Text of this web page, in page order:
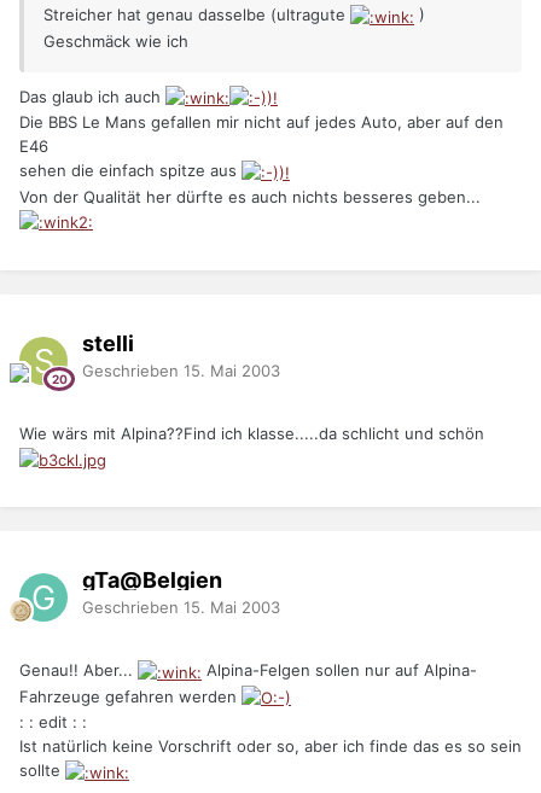
Streicher hat genau dasselbe (ultragute
)
Geschmäck wie ich
Das glaub ich auch
Die BBS Le Mans gefallen mir nicht auf jedes Auto, aber auf den
E46
sehen die einfach spitze aus
Von der Qualität her dürfte es auch nichts besseres geben...
stelli
Geschrieben 15. Mai 2003
Wie wärs mit Alpina??Find ich klasse.....da schlicht und schön
gTa@Belgien
Geschrieben 15. Mai 2003
Genau!! Aber...
Alpina-Felgen sollen nur auf Alpina-
Fahrzeuge gefahren werden
: : edit : :
Ist natürlich keine Vorschrift oder so, aber ich finde das es so sein
sollte